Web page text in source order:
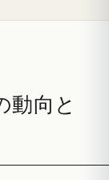
動向と